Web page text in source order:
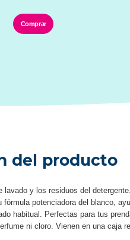
Comprar
del producto
y los residuos del
potenciadora del blanco,
habitual. Perfectas para tus
ni cloro. Vienen en una caja